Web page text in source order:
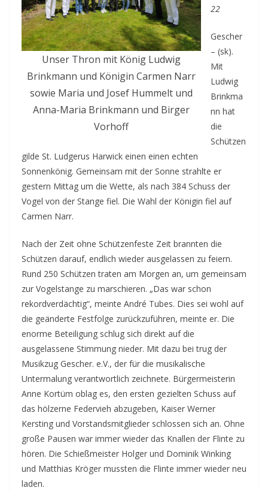
Unser Thron mit König Ludwig
Brinkmann und Königin Carmen Narr
sowie Maria und Josef Hummelt und
Anna-Maria Brinkmann und Birger
Vorhoff
22
Gescher
– (sk).
Mit
Ludwig
Brinkma
nn hat
die
Schützen
gilde St. Ludgerus Harwick einen einen echten
Sonnenkönig. Gemeinsam mit der Sonne strahlte er
gestern Mittag um die Wette, als nach 384 Schuss der
Vogel von der Stange fiel. Die Wahl der Königin fiel auf
Carmen Narr.
Nach der Zeit ohne Schützenfeste Zeit brannten die
Schützen darauf, endlich wieder ausgelassen zu feiern.
Rund 250 Schützen traten am Morgen an, um gemeinsam
zur Vogelstange zu marschieren. „Das war schon
rekordverdächtig“, meinte André Tubes. Dies sei wohl auf
die geänderte Festfolge zurückzuführen, meinte er. Die
enorme Beteiligung schlug sich direkt auf die
ausgelassene Stimmung nieder. Mit dazu bei trug der
Musikzug Gescher. e.V., der für die musikalische
Untermalung verantwortlich zeichnete. Bürgermeisterin
Anne Kortüm oblag es, den ersten gezielten Schuss auf
das hölzerne Federvieh abzugeben, Kaiser Werner
Kersting und Vorstandsmitglieder schlossen sich an. Ohne
große Pausen war immer wieder das Knallen der Flinte zu
hören. Die Schießmeister Holger und Dominik Winking
und Matthias Kröger mussten die Flinte immer wieder neu
laden.